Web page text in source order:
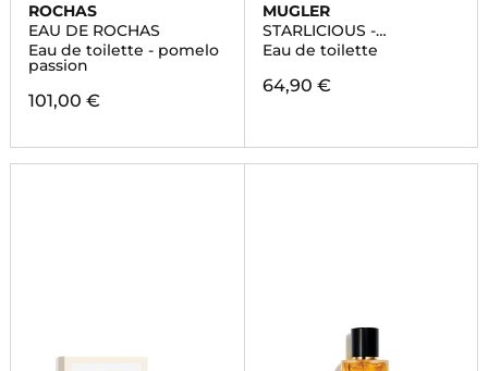
ROCHAS
EAU DE ROCHAS
Eau de toilette - pomelo
passion
101,00 €
MUGLER
STARLICIOUS -
PINEAPPLE MUSK
Eau de toilette
64,90 €